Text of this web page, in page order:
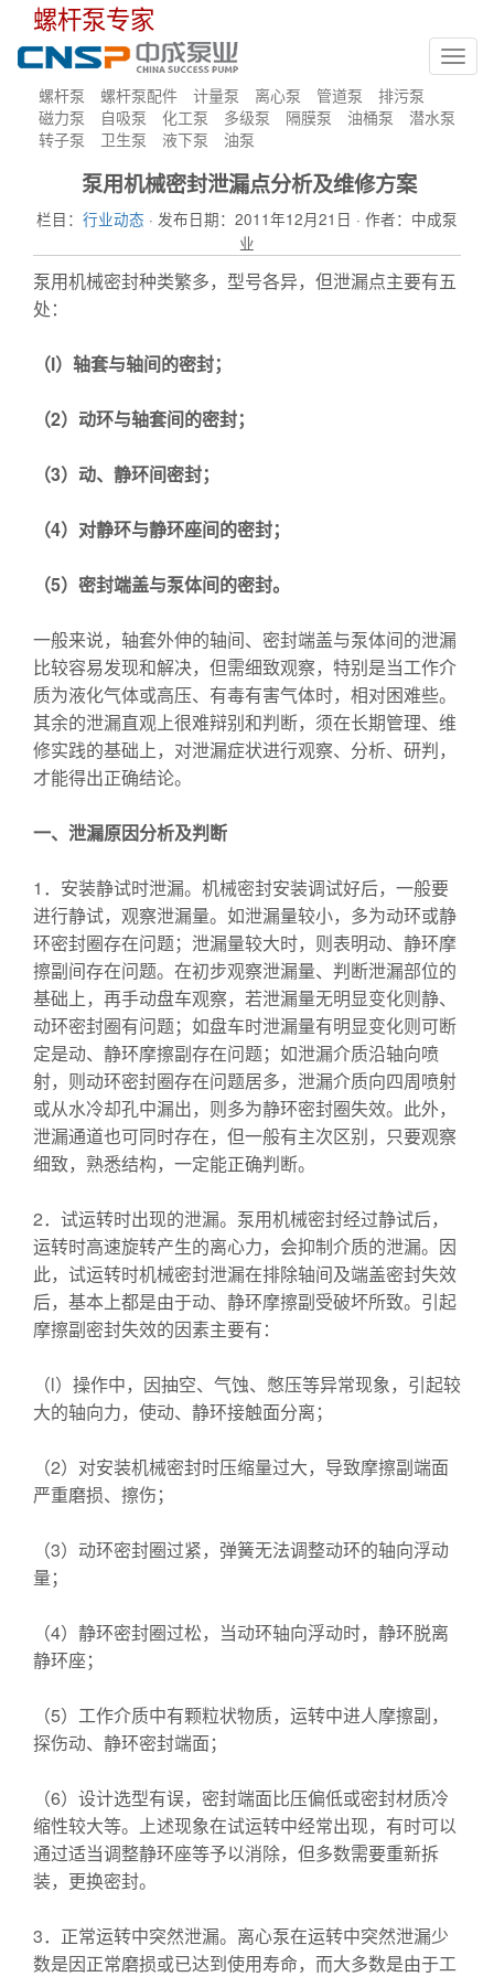
螺杆泵专家
螺杆泵 螺杆泵配件 计量泵 离心泵 管道泵
排污泵
磁力泵
自吸泵 化工泵 多级泵 隔膜泵 油桶泵
潜水泵
转子泵
卫生泵 液下泵 油泵
泵用机械密封泄漏点分析及维修方案
栏目： 行业动态 · 发布日期：2011年12月21日 · 作者：中成泵
业
泵用机械密封种类繁多，型号各异，但泄漏点主要有五
处：
（l）轴套与轴间的密封；
（2）动环与轴套间的密封；
（3）动、静环间密封；
（4）对静环与静环座间的密封；
（5）密封端盖与泵体间的密封。
一般来说，轴套外伸的轴间、密封端盖与泵体间的泄漏
比较容易发现和解决，但需细致观察，特别是当工作介
质为液化气体或高压、有毒有害气体时，相对困难些。
其余的泄漏直观上很难辩别和判断，须在长期管理、维
修实践的基础上，对泄漏症状进行观察、分析、研判，
才能得出正确结论。
一、泄漏原因分析及判断
1．安装静试时泄漏。机械密封安装调试好后，一般要
进行静试，观察泄漏量。如泄漏量较小，多为动环或静
环密封圈存在问题；泄漏量较大时，则表明动、静环摩
擦副间存在问题。在初步观察泄漏量、判断泄漏部位的
基础上，再手动盘车观察，若泄漏量无明显变化则静、
动环密封圈有问题；如盘车时泄漏量有明显变化则可断
定是动、静环摩擦副存在问题；如泄漏介质沿轴向喷
射，则动环密封圈存在问题居多，泄漏介质向四周喷射
或从水冷却孔中漏出，则多为静环密封圈失效。此外，
泄漏通道也可同时存在，但一般有主次区别，只要观察
细致，熟悉结构，一定能正确判断。
2．试运转时出现的泄漏。泵用机械密封经过静试后，
运转时高速旋转产生的离心力，会抑制介质的泄漏。因
此，试运转时机械密封泄漏在排除轴间及端盖密封失效
后，基本上都是由于动、静环摩擦副受破坏所致。引起
摩擦副密封失效的因素主要有：
（l）操作中，因抽空、气蚀、憋压等异常现象，引起较
大的轴向力，使动、静环接触面分离；
（2）对安装机械密封时压缩量过大，导致摩擦副端面
严重磨损、擦伤；
（3）动环密封圈过紧，弹簧无法调整动环的轴向浮动
量；
（4）静环密封圈过松，当动环轴向浮动时，静环脱离
静环座；
（5）工作介质中有颗粒状物质，运转中进人摩擦副，
探伤动、静环密封端面；
（6）设计选型有误，密封端面比压偏低或密封材质冷
缩性较大等。上述现象在试运转中经常出现，有时可以
通过适当调整静环座等予以消除，但多数需要重新拆
装，更换密封。
3．正常运转中突然泄漏。离心泵在运转中突然泄漏少
数是因正常磨损或已达到使用寿命，而大多数是由于工